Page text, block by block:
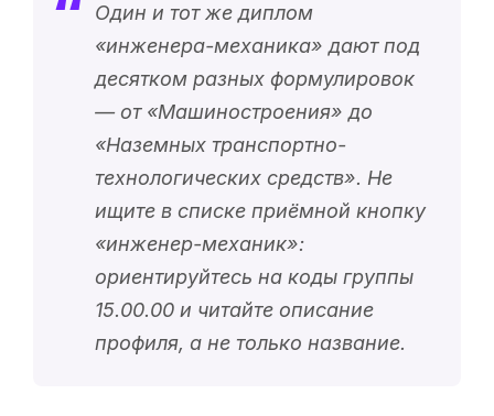
Один и тот же диплом
«инженера-механика» дают под
десятком разных формулировок
— от «Машиностроения» до
«Наземных транспортно-
технологических средств». Не
ищите в списке приёмной кнопку
«инженер-механик»:
ориентируйтесь на коды группы
15.00.00 и читайте описание
профиля, а не только название.